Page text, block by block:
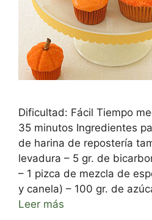
Dificultad: Fácil Tiempo
35 minutos Ingredientes
de harina de repostería
levadura – 5 gr. de
– 1 pizca de mezcla de
y canela) – 100 gr. de
Leer más